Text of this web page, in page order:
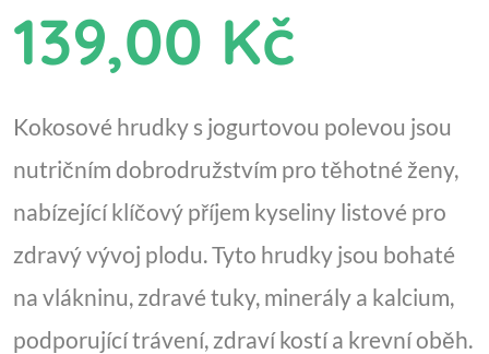
139,00 Kč
Kokosové hrudky s jogurtovou polevou jsou
nutričním dobrodružstvím pro těhotné ženy,
nabízející klíčový příjem kyseliny listové pro
zdravý vývoj plodu. Tyto hrudky jsou bohaté
na vlákninu, zdravé tuky, minerály a kalcium,
podporující trávení, zdraví kostí a krevní oběh.